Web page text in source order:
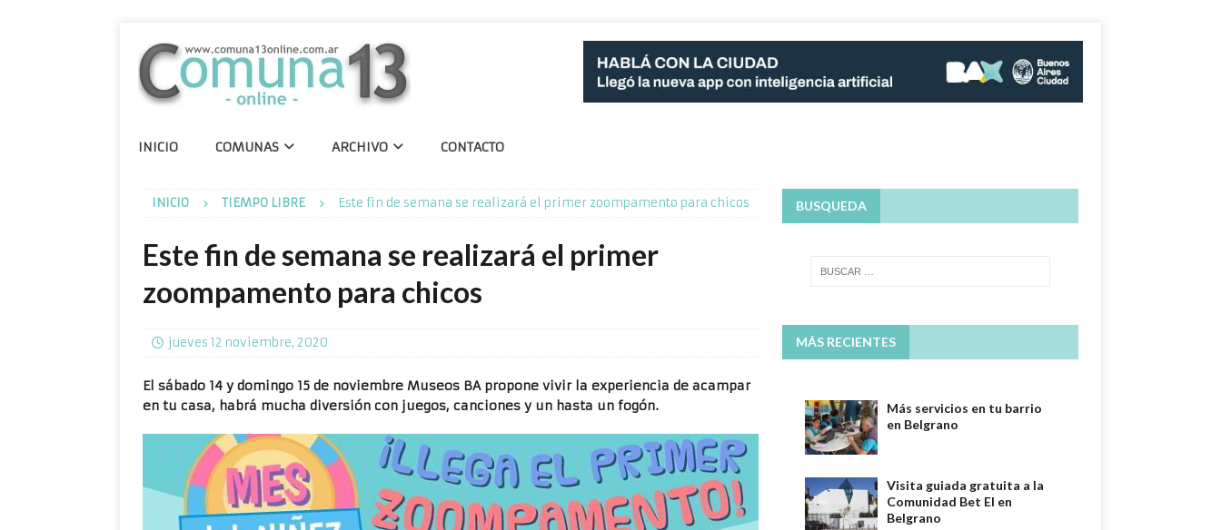
INICIO COMUNAS ARCHIVO CONTACTO
INICIO TIEMPO LIBRE Este fin de semana se realizará el primer zoompamento para chicos
Este fin de semana se realizará el primer
zoompamento para chicos
jueves 12 noviembre, 2020
El sábado 14 y domingo 15 de noviembre Museos BA propone vivir la experiencia de acampar
en tu casa, habrá mucha diversión con juegos, canciones y un hasta un fogón.
BUSQUEDA
MÁS RECIENTES
Más servicios en tu barrio
en Belgrano
Visita guiada gratuita a la
Comunidad Bet El en
Belgrano